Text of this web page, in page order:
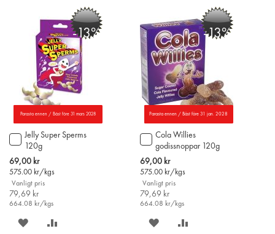
ÖNSKELISTAN
JÄMFÖR ÖNSKELISTAN
JÄMFÖR
Parasta ennen / Bäst före 31 mars 2028
-13%
Jelly Super Sperms
120g
Special
Price
69,00 kr
575.00 kr/kgs
Vanligt pris
79,69 kr
664.08 kr/kgs
Lägg
till
i
varukorgen
SPARA
-13%
Parasta ennen / Bäst före 31 jan. 2028
Cola Willies
godissnoppar 120g
Special
Price
69,00 kr
575.00 kr/kgs
Vanligt pris
79,69 kr
664.08 kr/kgs
Lägg
till
i
varukorgen
SPARA